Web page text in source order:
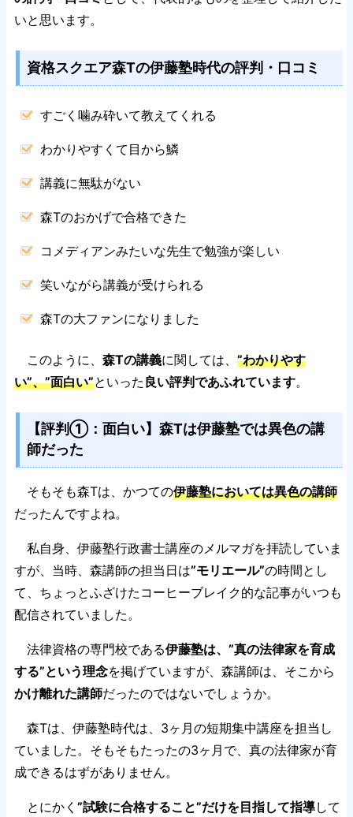
いと思います。
資格スクエア森Tの伊藤塾時代の評判・口コミ
すごく噛み砕いて教えてくれる
わかりやすくて目から鱗
講義に無駄がない
森Tのおかげで合格できた
コメディアンみたいな先生で勉強が楽しい
笑いながら講義が受けられる
森Tの大ファンになりました
このように、 森Tの講義に関しては、 ”わかりやす
い”、”面白い”といった 良い評判であふれています。
【評判①：面白い】森Tは伊藤塾では異色の講
師だった
そもそも森Tは、かつての伊藤塾においては異色の講師
だったんですよね。
私自身、伊藤塾行政書士講座のメルマガを拝読していま
すが、当時、森講師の担当日は”モリエール”の時間とし
て、ちょっとふざけたコーヒーブレイク的な記事がいつも
配信されていました。
法律資格の専門校である伊藤塾は、”真の法律家を育成
する”という理念を掲げていますが、森講師は、そこから
かけ離れた講師だったのではないでしょうか。
森Tは、伊藤塾時代は、3ヶ月の短期集中講座を担当し
ていました。そもそもたったの3ヶ月で、真の法律家が育
成できるはずがありません。
とにかく ”試験に合格すること”だけを目指して指導して